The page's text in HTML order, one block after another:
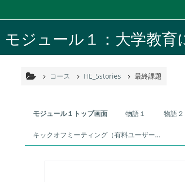
モジュール１：大学教育
コース HE_5stories 最終課題
トピックアウトライン
モジュール１トップ画面 物語１ 物語２
キックオフミーティング（有料ユーザー0期のみ）